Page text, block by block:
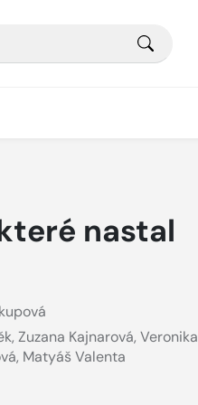
nastal
, Zuzana Kajnarová, Veronika
, Matyáš Valenta